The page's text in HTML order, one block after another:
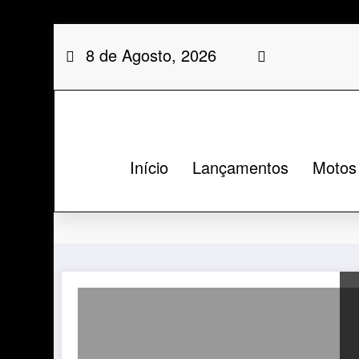
para
conteúdo
8 de Agosto, 2026
Início Lançamentos Motos